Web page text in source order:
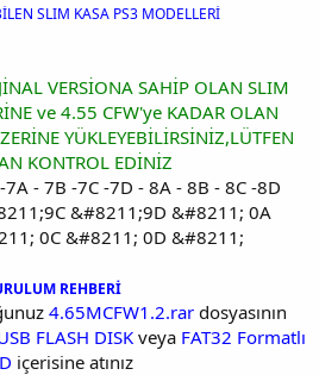
SLIM KASA PS3 MODELLERİ
VERSİONA SAHİP OLAN SLIM
ve 4.55 CFW'ye KADAR OLAN
YÜKLEYEBİLİRSİNİZ,LÜTFEN
KONTROL EDİNİZ
- 7B -7C -7D - 8A - 8B - 8C -8D
&#8211;9D &#8211; 0A
0C &#8211; 0D &#8211;
REHBERİ
4.65MCFW1.2.rar dosyasının
FLASH DISK veya FAT32 Formatlı
içerisine atınız